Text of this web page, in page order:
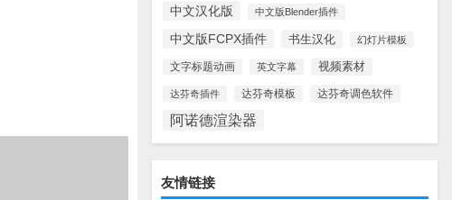
中文汉化版 中文版Blender插件
中文版FCPX插件 书生汉化 幻灯片模板
文字标题动画 英文字幕 视频素材
达芬奇插件 达芬奇模板 达芬奇调色软件
阿诺德渲染器
友情链接